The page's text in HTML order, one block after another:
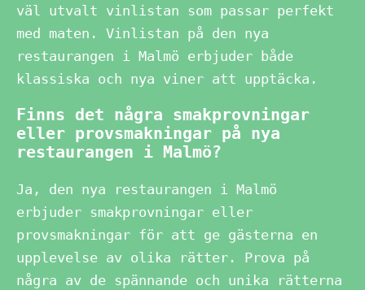
väl utvalt vinlistan som passar perfekt
med maten. Vinlistan på den nya
restaurangen i Malmö erbjuder både
klassiska och nya viner att upptäcka.
Finns det några smakprovningar
eller provsmakningar på nya
restaurangen i Malmö?
Ja, den nya restaurangen i Malmö
erbjuder smakprovningar eller
provsmakningar för att ge gästerna en
upplevelse av olika rätter. Prova på
några av de spännande och unika rätterna